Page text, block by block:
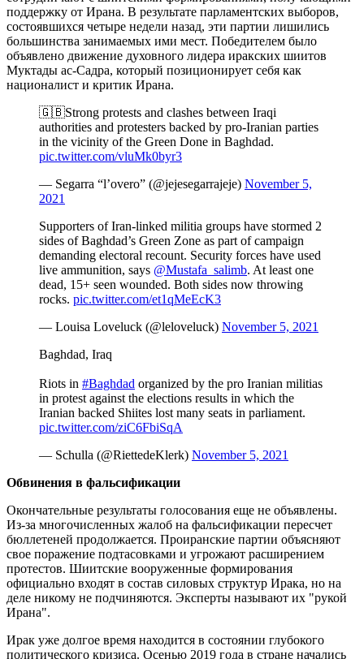
поддержку от Ирана. В результате парламентских выборов,
состоявшихся четыре недели назад, эти партии лишились
большинства занимаемых ими мест. Победителем было
объявлено движение духовного лидера иракских шиитов
Муктады ас-Садра, который позиционирует себя как
националист и критик Ирана.
🇬🇧Strong protests and clashes between Iraqi
authorities and protesters backed by pro-Iranian parties
in the vicinity of the Green Done in Baghdad.
pic.twitter.com/vluMk0byr3
— Segarra “l’overo” (@jejesegarrajeje) November 5,
2021
Supporters of Iran-linked militia groups have stormed 2
sides of Baghdad’s Green Zone as part of campaign
demanding electoral recount. Security forces have used
live ammunition, says @Mustafa_salimb. At least one
dead, 15+ seen wounded. Both sides now throwing
rocks. pic.twitter.com/et1qMeEcK3
— Louisa Loveluck (@leloveluck) November 5, 2021
Baghdad, Iraq
Riots in #Baghdad organized by the pro Iranian militias
in protest against the elections results in which the
Iranian backed Shiites lost many seats in parliament.
pic.twitter.com/ziC6FbiSqA
— Schulla (@RiettedeKlerk) November 5, 2021
Обвинения в фальсификации
Окончательные результаты голосования еще не объявлены.
Из-за многочисленных жалоб на фальсификации пересчет
бюллетеней продолжается. Проиранские партии объясняют
свое поражение подтасовками и угрожают расширением
протестов. Шиитские вооруженные формирования
официально входят в состав силовых структур Ирака, но на
деле никому не подчиняются. Эксперты называют их "рукой
Ирана".
Ирак уже долгое время находится в состоянии глубокого
политического кризиса. Осенью 2019 года в стране начались